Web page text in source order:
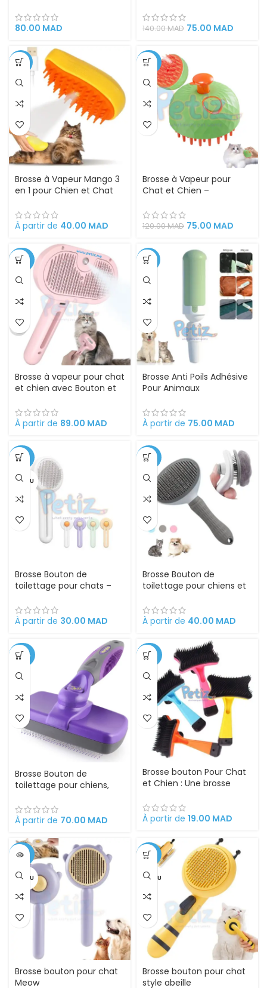
80.00 MAD 140.00MAD 75.00 MAD
-71%
Brosse à Vapeur Mango 3
en 1 pour Chien et Chat
soin du pelage
À partir de 40.00 MAD
-38%
Brosse à Vapeur pour
Chat et Chien –
Pulvérisation, Lumière UV
et Extraction Facile des
120.00MAD 75.00 MAD
-26%
Brosse à vapeur pour chat
et chien avec Bouton et
À partir de 89.00 MAD
-17%
Brosse Anti Poils Adhésive
Pour Animaux
À partir de 75.00 MAD
-50%
VENDU
Brosse Bouton de
toilettage pour chats –
d’œuf
À partir de 30.00 MAD
-38%
Brosse Bouton de
toilettage pour chiens et
À partir de 40.00 MAD
-42%
Brosse Bouton de
toilettage pour chiens,
18 x 12 x 7 cm rétractable,
facile à nettoyer,
inoxydable. Peigne outil
professionnel de toilettag
À partir de 70.00 MAD
-62%
Brosse bouton Pour Chat
et Chien : Une brosse
toilettage réussi
À partir de 19.00 MAD
-50%
VENDU
Brosse bouton pour chat
Meow
-35%
VENDU
Brosse bouton pour chat
style abeille